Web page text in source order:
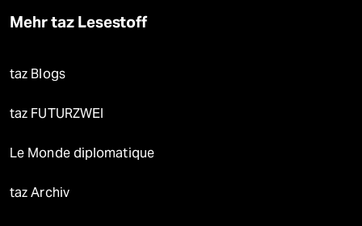
Mehr taz Lesestoff
taz Blogs
taz FUTURZWEI
Le Monde diplomatique
taz Archiv